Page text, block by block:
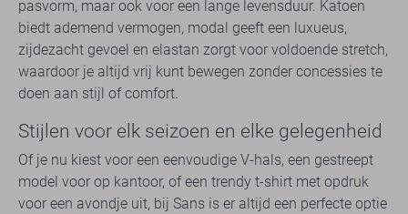
pasvorm, maar ook voor een lange levensduur. Katoen
biedt ademend vermogen, modal geeft een luxueus,
zijdezacht gevoel en elastan zorgt voor voldoende stretch,
waardoor je altijd vrij kunt bewegen zonder concessies te
doen aan stijl of comfort.
Stijlen voor elk seizoen en elke gelegenheid
Of je nu kiest voor een eenvoudige V-hals, een gestreept
model voor op kantoor, of een trendy t-shirt met opdruk
voor een avondje uit, bij Sans is er altijd een perfecte optie